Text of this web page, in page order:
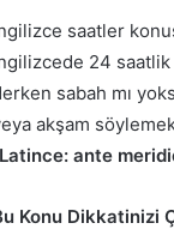
saatler
24 saatlik
sabah mı
akşam
ante
Konu Dikkatinizi